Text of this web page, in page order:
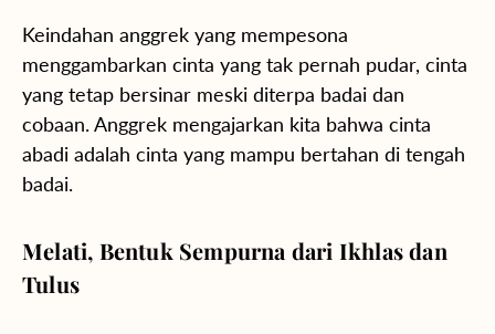
Keindahan anggrek yang mempesona
menggambarkan cinta yang tak pernah pudar, cinta
yang tetap bersinar meski diterpa badai dan
cobaan. Anggrek mengajarkan kita bahwa cinta
abadi adalah cinta yang mampu bertahan di tengah
badai.
Melati, Bentuk Sempurna dari Ikhlas dan
Tulus